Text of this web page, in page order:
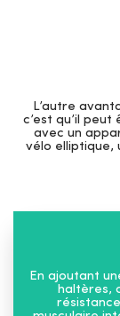
L’autre
c’est qu’il
avec un
vélo elliptique,
En ajoutant
haltères,